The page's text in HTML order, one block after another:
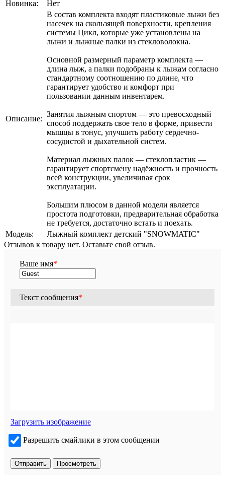
Новинка:
Нет
Описание:
В состав комплекта входят пластиковые лыжи без
насечек на скользящей поверхности, крепления
системы Цикл, которые уже установлены на
лыжи и лыжные палки из стекловолокна.
Основной размерный параметр комплекта —
длина лыж, а палки подобраны к лыжам согласно
стандартному соотношению по длине, что
гарантирует удобство и комфорт при
пользовании данным инвентарем.
Занятия лыжным спортом — это превосходный
способ поддержать свое тело в форме, привести
мышцы в тонус, улучшить работу сердечно-
сосудистой и дыхательной систем.
Материал лыжных палок — стеклопластик —
гарантирует спортсмену надёжность и прочность
всей конструкции, увеличивая срок
эксплуатации.
Большим плюсом в данной модели является
простота подготовки, предварительная обработка
не требуется, достаточно встать и поехать.
Модель:
Лыжный комплект детский "SNOWMATIC"
Отзывов к товару нет. Оставьте свой отзыв.
Ваше имя*
Текст сообщения*
Загрузить изображение
Разрешить смайлики в этом сообщении